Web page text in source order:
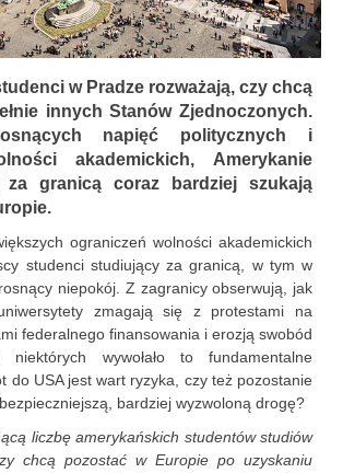
w Pradze rozważają, czy chcą
innych Stanów Zjednoczonych.
napięć politycznych i
akademickich, Amerykanie
za granicą coraz bardziej szukają
ograniczeń wolności akademickich
studenci studiujący za granicą, w tym w
niepokój. Z zagranicy obserwują, jak
zmagają się z protestami na
federalnego finansowania i erozją swobód
niektórych wywołało to fundamentalne
do USA jest wart ryzyka, czy też pozostanie
bardziej wyzwoloną drogę?
liczbę amerykańskich studentów studiów
chcą pozostać w Europie po uzyskaniu